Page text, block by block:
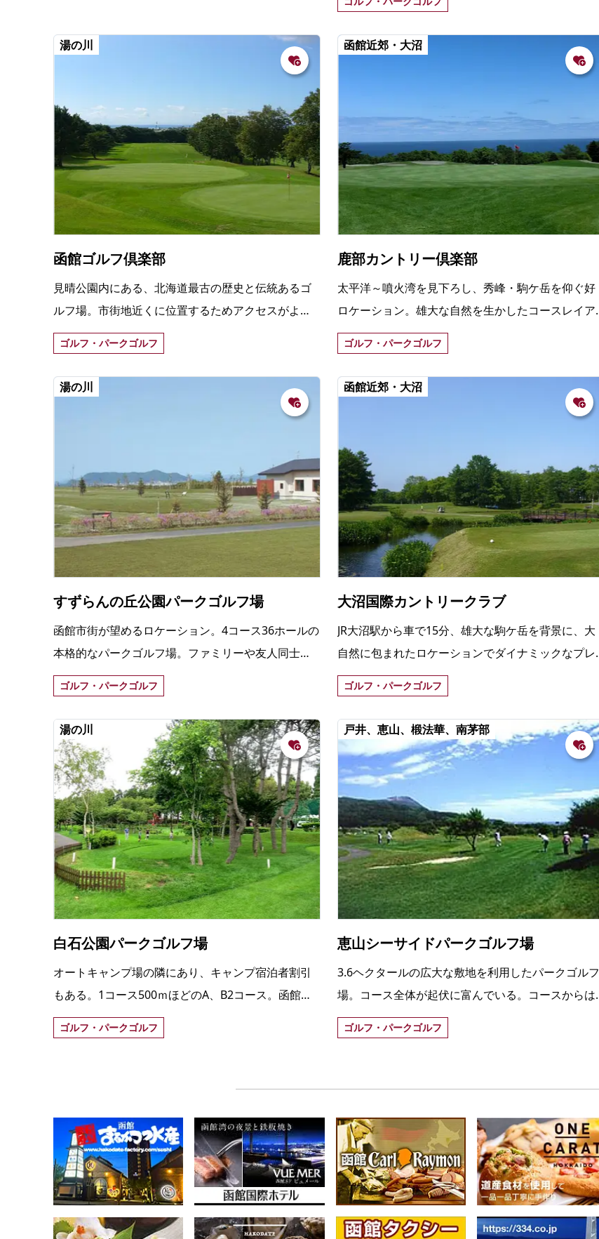
湯の川
函館ゴルフ倶楽部
見晴公園内にある、北海道最古の歴史と伝統あるゴ
ルフ場。市街地近くに位置するためアクセスがよ
く、女性や高齢者のプレーヤーにも人気がある。
ゴルフ・パークゴルフ
函館近郊・大沼
鹿部カントリー倶楽部
太平洋～噴火湾を見下ろし、秀峰・駒ケ岳を仰ぐ好
ロケーション。雄大な自然を生かしたコースレイア
ウトで、高低差があまりなく細やかなうねりが特徴
的なゴルフ場。
ゴルフ・パークゴルフ
湯の川
すずらんの丘公園パークゴルフ場
函館市街が望めるロケーション。4コース36ホールの
本格的なパークゴルフ場。ファミリーや友人同士
で、自然を満喫しながら芝生の上でプレーできる。
ゴルフ・パークゴルフ
函館近郊・大沼
大沼国際カントリークラブ
JR大沼駅から車で15分、雄大な駒ケ岳を背景に、大
自然に包まれたロケーションでダイナミックなプレ
ーを味わうことができるゴルフ場。
ゴルフ・パークゴルフ
湯の川
白石公園パークゴルフ場
オートキャンプ場の隣にあり、キャンプ宿泊者割引
もある。1コース500ｍほどのA、B2コース。函館駅
から車で30分、湯の川温泉街から20分、函館空港か
ら10分。
ゴルフ・パークゴルフ
戸井、恵山、椴法華、南茅部
恵山シーサイドパークゴルフ場
3.6ヘクタールの広大な敷地を利用したパークゴルフ
場。コース全体が起伏に富んでいる。コースからは
活火山「恵山」と津軽海峡の眺望を楽しむことがで
きる。
ゴルフ・パークゴルフ